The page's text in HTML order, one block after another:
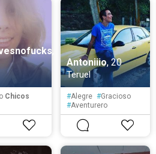
Chicos
Antoniiio, 20
Teruel
#Alegre #Gracioso
#Aventurero
#Sensible